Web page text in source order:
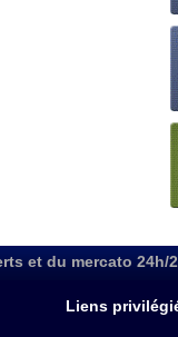
et du mercato 24h/
Liens